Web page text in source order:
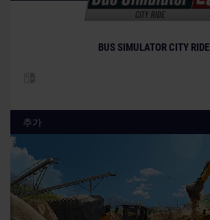
BUS SIMULATOR CITY RIDE
추가